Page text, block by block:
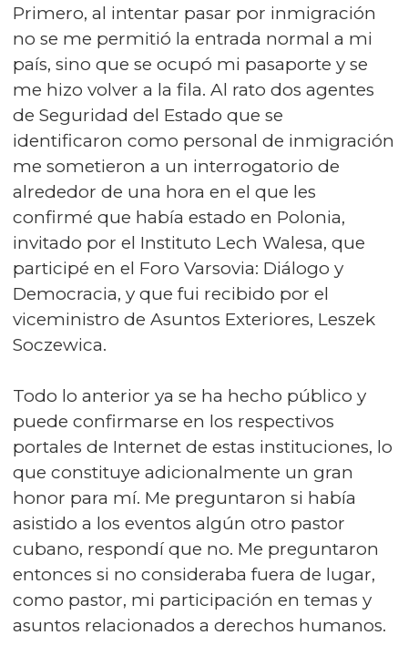
Primero, al intentar pasar por inmigración
no se me permitió la entrada normal a mi
país, sino que se ocupó mi pasaporte y se
me hizo volver a la fila. Al rato dos agentes
de Seguridad del Estado que se
identificaron como personal de inmigración
me sometieron a un interrogatorio de
alrededor de una hora en el que les
confirmé que había estado en Polonia,
invitado por el Instituto Lech Walesa, que
participé en el Foro Varsovia: Diálogo y
Democracia, y que fui recibido por el
viceministro de Asuntos Exteriores, Leszek
Soczewica.
Todo lo anterior ya se ha hecho público y
puede confirmarse en los respectivos
portales de Internet de estas instituciones, lo
que constituye adicionalmente un gran
honor para mí. Me preguntaron si había
asistido a los eventos algún otro pastor
cubano, respondí que no. Me preguntaron
entonces si no consideraba fuera de lugar,
como pastor, mi participación en temas y
asuntos relacionados a derechos humanos.